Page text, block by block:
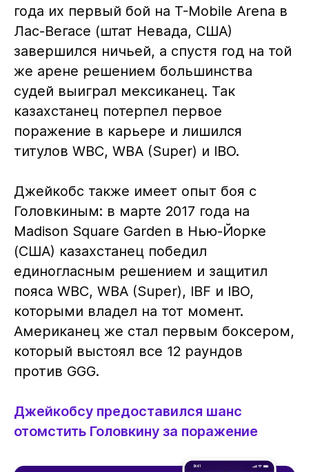
года их первый бой на T-Mobile Arena в
Лас-Вегасе (штат Невада, США)
завершился ничьей, а спустя год на той
же арене решением большинства
судей выиграл мексиканец. Так
казахстанец потерпел первое
поражение в карьере и лишился
титулов WBC, WBA (Super) и IBO.
Джейкобс также имеет опыт боя с
Головкиным: в марте 2017 года на
Madison Square Garden в Нью-Йорке
(США) казахстанец победил
единогласным решением и защитил
пояса WBC, WBA (Super), IBF и IBO,
которыми владел на тот момент.
Американец же стал первым боксером,
который выстоял все 12 раундов
против GGG.
Джейкобсу предоставился шанс
отомстить Головкину за поражение